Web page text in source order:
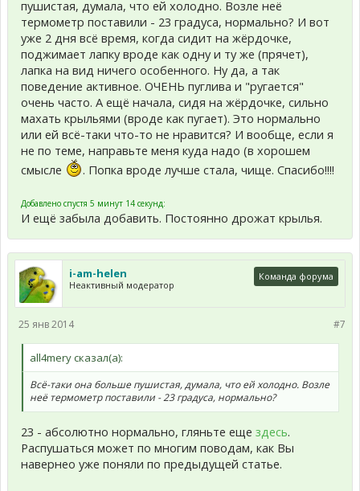
пушистая, думала, что ей холодно. Возле неё
термометр поставили - 23 градуса, нормально? И вот
уже 2 дня всё время, когда сидит на жёрдочке,
поджимает лапку вроде как одну и ту же (прячет),
лапка на вид ничего особенного. Ну да, а так
поведение активное. ОЧЕНЬ пуглива и "ругается"
очень часто. А ещё начала, сидя на жёрдочке, сильно
махать крыльями (вроде как пугает). Это нормально
или ей всё-таки что-то не нравится? И вообще, если я
не по теме, направьте меня куда надо (в хорошем
смысле
. Попка вроде лучше стала, чище. Спасибо!!!!
Добавлено спустя 5 минут 14 секунд:
И ещё забыла добавить. Постоянно дрожат крылья.
i-am-helen
Неактивный модератор
Команда форума
#7
25 янв 2014
all4mery сказал(а):
Всё-таки она больше пушистая, думала, что ей холодно. Возле
неё термометр поставили - 23 градуса, нормально?
23 - абсолютно нормально, гляньте еще здесь.
Распушаться может по многим поводам, как Вы
навернео уже поняли по предыдущей статье.